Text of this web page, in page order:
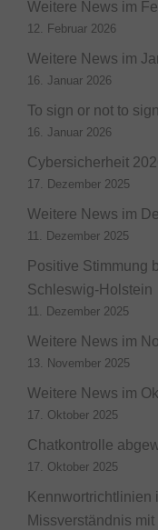
Weitere News im
12. Februar 2026
Weitere News im
16. Januar 2026
To sign or not to sign
16. Januar 2026
Cybersicherheit
17. Dezember 2025
Weitere News im
11. Dezember 2025
Positive Stimmung
Schleswig-Holstein
11. Dezember 2025
Weitere News im
13. November 2025
Weitere News im
17. Oktober 2025
Chatkontrolle
17. Oktober 2025
Kennwortrichtlinien
Missverständnis